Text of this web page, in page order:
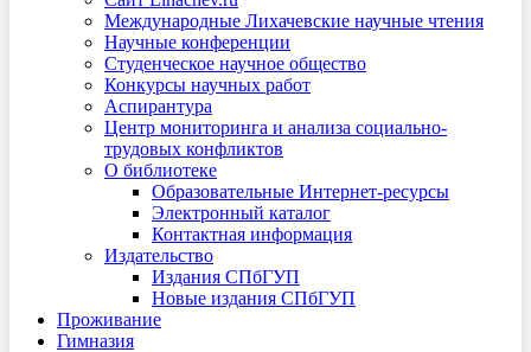
Международные Лихачевские научные чтения
Научные конференции
Студенческое научное общество
Конкурсы научных работ
Аспирантура
Центр мониторинга и анализа социально-
трудовых конфликтов
О библиотеке
Образовательные Интернет-ресурсы
Электронный каталог
Контактная информация
Издательство
Издания СПбГУП
Новые издания СПбГУП
Проживание
Гимназия